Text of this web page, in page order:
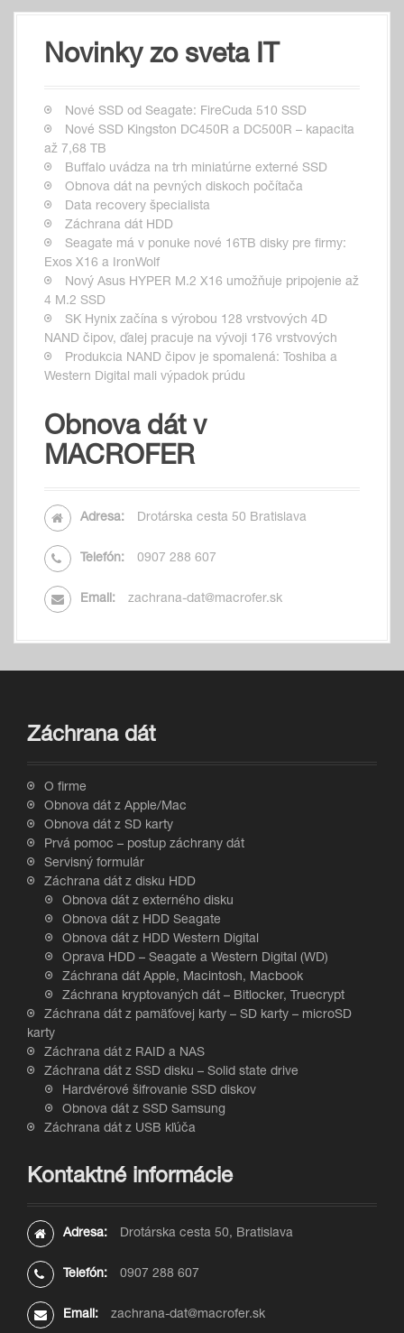
Novinky zo sveta IT
Nové SSD od Seagate: FireCuda 510 SSD
Nové SSD Kingston DC450R a DC500R – kapacita
až 7,68 TB
Buffalo uvádza na trh miniatúrne externé SSD
Obnova dát na pevných diskoch počítača
Data recovery špecialista
Záchrana dát HDD
Seagate má v ponuke nové 16TB disky pre firmy:
Exos X16 a IronWolf
Nový Asus HYPER M.2 X16 umožňuje pripojenie až
4 M.2 SSD
SK Hynix začína s výrobou 128 vrstvových 4D
NAND čipov, ďalej pracuje na vývoji 176 vrstvových
Produkcia NAND čipov je spomalená: Toshiba a
Western Digital mali výpadok prúdu
Obnova dát v
MACROFER
Adresa: Drotárska cesta 50 Bratislava
Telefón: 0907 288 607
Email: zachrana-dat@macrofer.sk
Záchrana dát
O firme
Obnova dát z Apple/Mac
Obnova dát z SD karty
Prvá pomoc – postup záchrany dát
Servisný formulár
Záchrana dát z disku HDD
Obnova dát z externého disku
Obnova dát z HDD Seagate
Obnova dát z HDD Western Digital
Oprava HDD – Seagate a Western Digital (WD)
Záchrana dát Apple, Macintosh, Macbook
Záchrana kryptovaných dát – Bitlocker, Truecrypt
Záchrana dát z pamäťovej karty – SD karty – microSD
karty
Záchrana dát z RAID a NAS
Záchrana dát z SSD disku – Solid state drive
Hardvérové šifrovanie SSD diskov
Obnova dát z SSD Samsung
Záchrana dát z USB kľúča
Kontaktné informácie
Adresa: Drotárska cesta 50, Bratislava
Telefón: 0907 288 607
Email: zachrana-dat@macrofer.sk